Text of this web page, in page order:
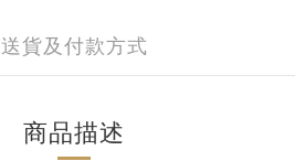
送貨及付款方式
商品描述